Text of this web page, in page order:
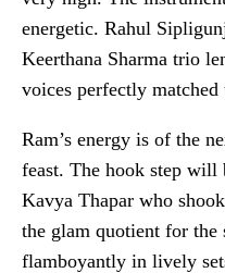
energetic. Rahul
Keerthana Sharma trio
voices perfectly
Ram’s energy is of the
feast. The hook step will
Kavya Thapar who
the glam quotient for
flamboyantly in lively